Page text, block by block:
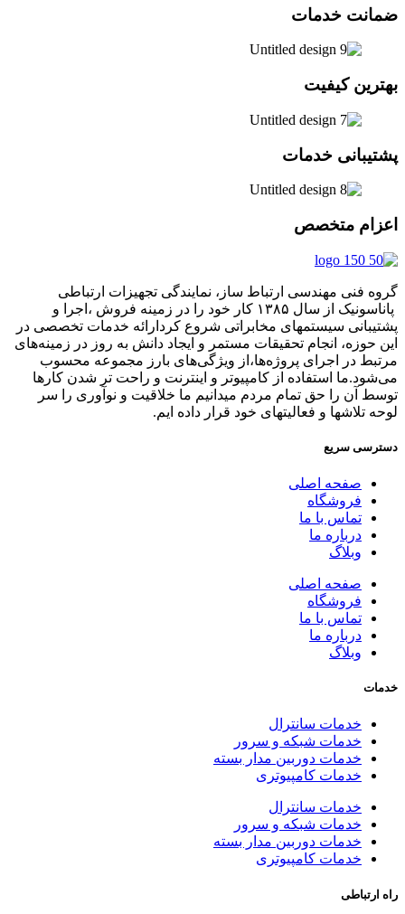
خدمات
کیفیت
خدمات
متخصص
فنی مهندسی ارتباط ساز، نمایندگی تجهیزات ارتباطی
پاناسونیک از سال ۱۳۸۵ کار خود را در زمینه فروش ،اجرا و
سیستمهای مخابراتی شروع کردارائه خدمات تخصصی در
انجام تحقیقات مستمر و ایجاد دانش به‌ روز در زمینه‌های
در اجرای پروژه‌ها،از ویژگی‌های بارز مجموعه محسوب
استفاده از کامپیوتر و اینترنت و راحت تر شدن کارها
آن را حق تمام مردم میدانیم ما خلاقیت و نوآوری را سر
تلاشها و فعالیتهای خود قرار داده ایم.
سریع
صفحه اصلی
فروشگاه
تماس با ما
درباره ما
وبلاگ
صفحه اصلی
فروشگاه
تماس با ما
درباره ما
وبلاگ
خدمات سانترال
خدمات شبکه و سرور
خدمات دوربین مدار بسته
خدمات کامپیوتری
خدمات سانترال
خدمات شبکه و سرور
خدمات دوربین مدار بسته
خدمات کامپیوتری